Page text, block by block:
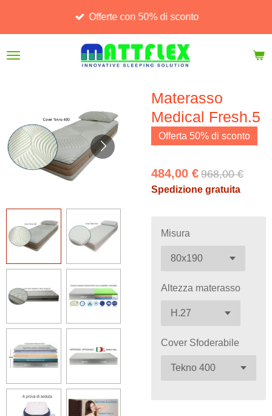
principale
Offerte con 50% di sconto
Materasso
Medical Fresh.5
Offerta 50% di sconto
484,00 € 968,00 €
Spedizione gratuita
Misura
Altezza materasso
Cover Sfoderabile